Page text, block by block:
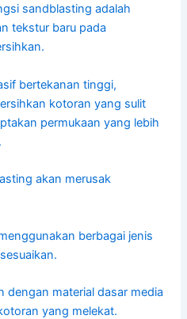
sandblasting adalah
tekstur baru pada
bertekanan tinggi,
kotoran yang sulit
permukaan yang lebih
akan merusak
berbagai jenis
dengan material dasar media
yang melekat.